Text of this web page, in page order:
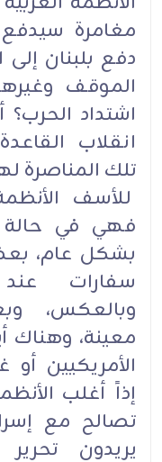
مغامرة
دفع بلبنان إلى
الموقف
اشتداد
انقلاب
تلك المناصرة
للأسف
فهي في حالة
بشكل عام،
سفارات عند
وبالعكس،
معينة، وهناك
الأمريكيين أو
إذاً أغلب
تصالح مع
يريدون